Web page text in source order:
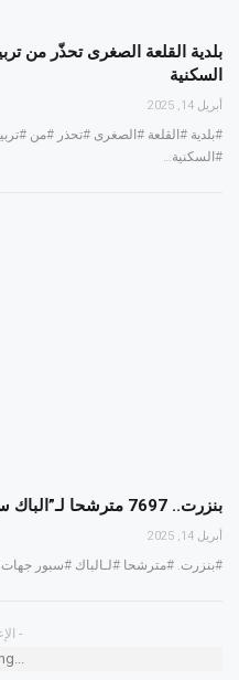
بلدية القلعة الصغرى تحذّر من
السكنية
أبريل 14, 2025
#بلدية #القلعة #الصغرى #تحذر #من
#السكنية…
بنزرت.. 7697 مترشحا لـ”الباك سبور”
أبريل 14, 2025
#بنزرت. #مترشحا #لـالباك #سبور جهات الإثنين،
- الإعلانات -